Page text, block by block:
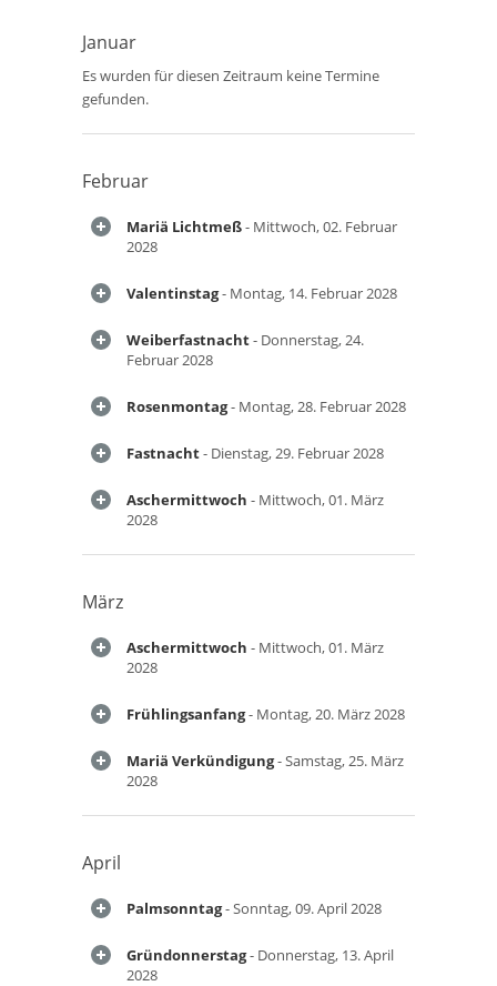
Januar
Es wurden für diesen Zeitraum keine Termine
gefunden.
Februar
Mariä Lichtmeß- Mittwoch, 02. Februar
2028
Valentinstag- Montag, 14. Februar 2028
Weiberfastnacht- Donnerstag, 24.
Februar 2028
Rosenmontag- Montag, 28. Februar 2028
Fastnacht- Dienstag, 29. Februar 2028
Aschermittwoch - Mittwoch, 01. März
2028
März
Aschermittwoch - Mittwoch, 01. März
2028
Frühlingsanfang- Montag, 20. März 2028
Mariä Verkündigung- Samstag, 25. März
2028
April
Palmsonntag- Sonntag, 09. April 2028
Gründonnerstag- Donnerstag, 13. April
2028